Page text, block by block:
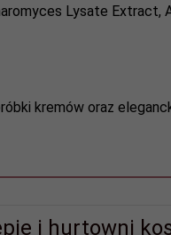
Lysate Extract,
kremów oraz
i hurtowni